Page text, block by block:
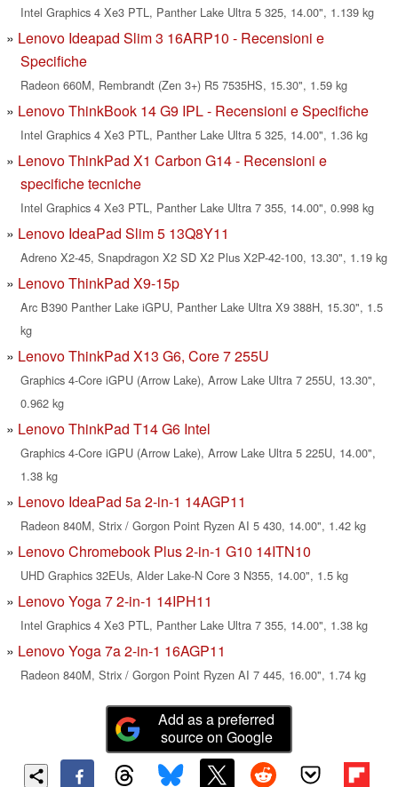
Intel Graphics 4 Xe3 PTL, Panther Lake Ultra 5 325, 14.00", 1.139 kg
Lenovo Ideapad Slim 3 16ARP10 - Recensioni e
Specifiche
Radeon 660M, Rembrandt (Zen 3+) R5 7535HS, 15.30", 1.59 kg
Lenovo ThinkBook 14 G9 IPL - Recensioni e Specifiche
Intel Graphics 4 Xe3 PTL, Panther Lake Ultra 5 325, 14.00", 1.36 kg
Lenovo ThinkPad X1 Carbon G14 - Recensioni e
specifiche tecniche
Intel Graphics 4 Xe3 PTL, Panther Lake Ultra 7 355, 14.00", 0.998 kg
Lenovo IdeaPad Slim 5 13Q8Y11
Adreno X2-45, Snapdragon X2 SD X2 Plus X2P-42-100, 13.30", 1.19 kg
Lenovo ThinkPad X9-15p
Arc B390 Panther Lake iGPU, Panther Lake Ultra X9 388H, 15.30", 1.5
kg
Lenovo ThinkPad X13 G6, Core 7 255U
Graphics 4-Core iGPU (Arrow Lake), Arrow Lake Ultra 7 255U, 13.30",
0.962 kg
Lenovo ThinkPad T14 G6 Intel
Graphics 4-Core iGPU (Arrow Lake), Arrow Lake Ultra 5 225U, 14.00",
1.38 kg
Lenovo IdeaPad 5a 2-in-1 14AGP11
Radeon 840M, Strix / Gorgon Point Ryzen AI 5 430, 14.00", 1.42 kg
Lenovo Chromebook Plus 2-in-1 G10 14ITN10
UHD Graphics 32EUs, Alder Lake-N Core 3 N355, 14.00", 1.5 kg
Lenovo Yoga 7 2-in-1 14IPH11
Intel Graphics 4 Xe3 PTL, Panther Lake Ultra 7 355, 14.00", 1.38 kg
Lenovo Yoga 7a 2-in-1 16AGP11
Radeon 840M, Strix / Gorgon Point Ryzen AI 7 445, 16.00", 1.74 kg
Add as a preferred
source on Google